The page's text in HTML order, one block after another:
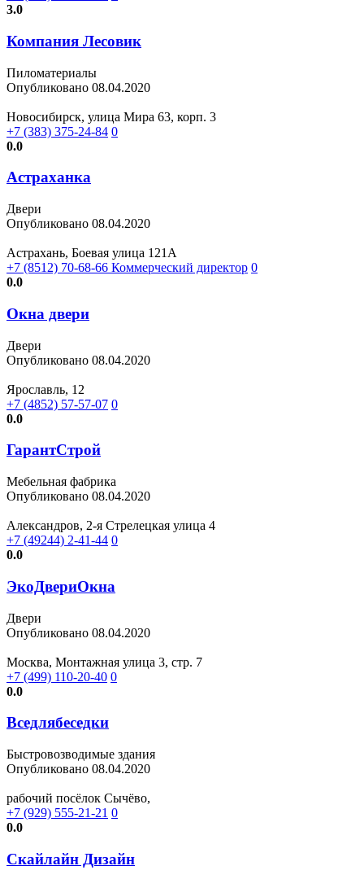
3.0
Компания Лесовик
Пиломатериалы
Опубликовано 08.04.2020
Новосибирск, улица Мира 63, корп. 3
+7 (383) 375-24-84 0
0.0
Астраханка
Двери
Опубликовано 08.04.2020
Астрахань, Боевая улица 121А
+7 (8512) 70-68-66 Коммерческий директор 0
0.0
Окна двери
Двери
Опубликовано 08.04.2020
Ярославль, 12
+7 (4852) 57-57-07 0
0.0
ГарантСтрой
Мебельная фабрика
Опубликовано 08.04.2020
Александров, 2-я Стрелецкая улица 4
+7 (49244) 2-41-44 0
0.0
ЭкоДвериОкна
Двери
Опубликовано 08.04.2020
Москва, Монтажная улица 3, стр. 7
+7 (499) 110-20-40 0
0.0
Вседлябеседки
Быстровозводимые здания
Опубликовано 08.04.2020
рабочий посёлок Сычёво,
+7 (929) 555-21-21 0
0.0
Скайлайн Дизайн